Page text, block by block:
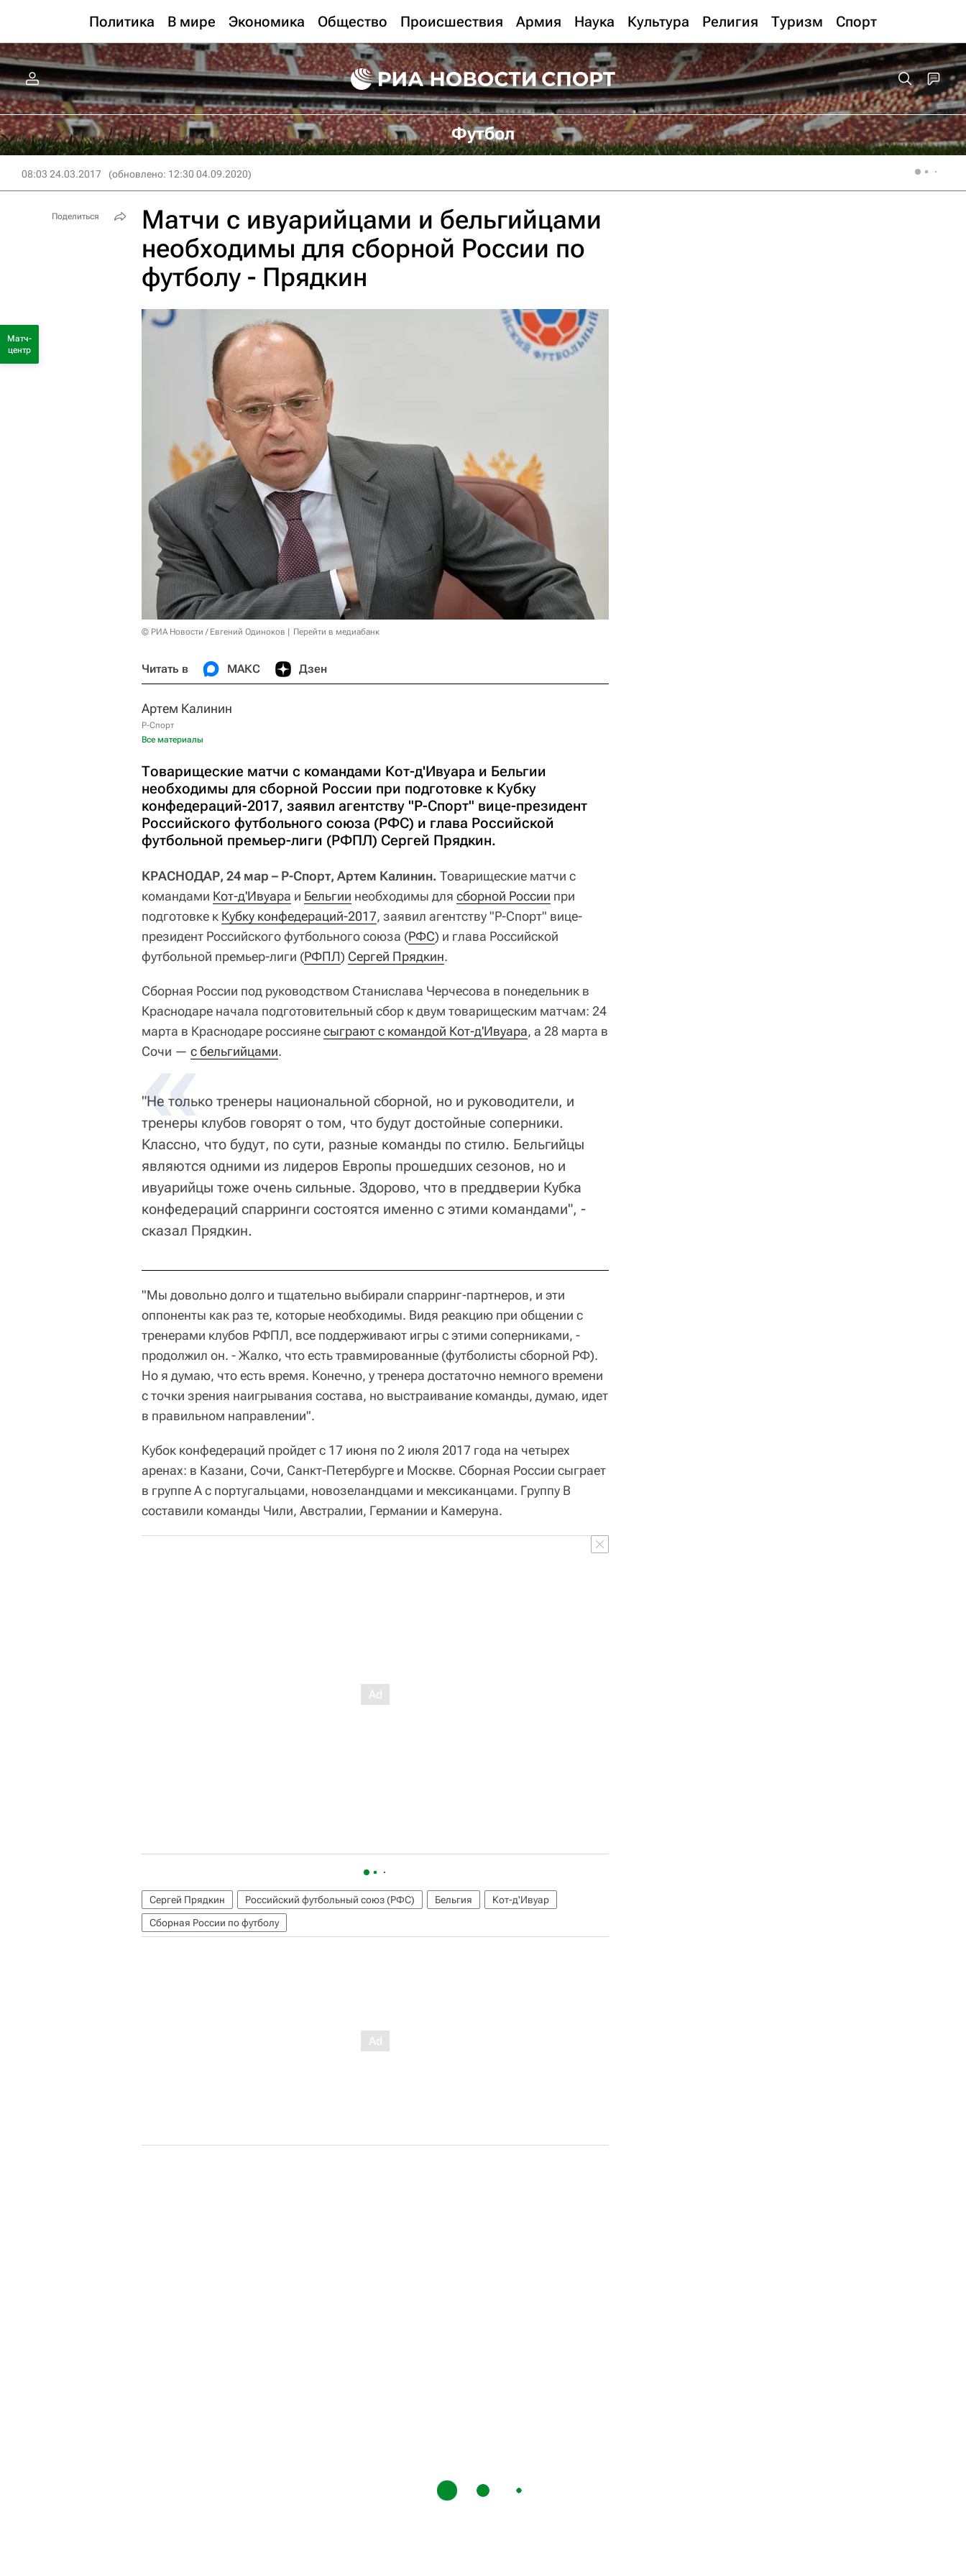
Политика В мире Экономика Общество Происшествия Армия Наука Культура Религия Туризм Спорт
Футбол
08:03 24.03.2017 (обновлено: 12:30 04.09.2020)
Матчи с ивуарийцами и бельгийцами
необходимы для сборной России по
футболу - Прядкин
© РИА Новости / Евгений Одиноков Перейти в медиабанк
Читать в МАКС Дзен
Артем Калинин
Р-Спорт
Все материалы
Товарищеские матчи с командами Кот-д'Ивуара и Бельгии
необходимы для сборной России при подготовке к Кубку
конфедераций-2017, заявил агентству "Р-Спорт" вице-президент
Российского футбольного союза (РФС) и глава Российской
футбольной премьер-лиги (РФПЛ) Сергей Прядкин.
КРАСНОДАР, 24 мар – Р-Спорт, Артем Калинин. Товарищеские матчи с
командами Кот-д'Ивуара и Бельгии необходимы для сборной России при
подготовке к Кубку конфедераций-2017, заявил агентству "Р-Спорт" вице-
президент Российского футбольного союза (РФС) и глава Российской
футбольной премьер-лиги (РФПЛ) Сергей Прядкин.
Сборная России под руководством Станислава Черчесова в понедельник в
Краснодаре начала подготовительный сбор к двум товарищеским матчам: 24
марта в Краснодаре россиянесыграют с командой Кот-д'Ивуара, а 28 марта в
Сочи — с бельгийцами.
"Не только тренеры национальной сборной, но и руководители, и
тренеры клубов говорят о том, что будут достойные соперники.
Классно, что будут, по сути, разные команды по стилю. Бельгийцы
являются одними из лидеров Европы прошедших сезонов, но и
ивуарийцы тоже очень сильные. Здорово, что в преддверии Кубка
конфедераций спарринги состоятся именно с этими командами", -
сказал Прядкин.
"Мы довольно долго и тщательно выбирали спарринг-партнеров, и эти
оппоненты как раз те, которые необходимы. Видя реакцию при общении с
тренерами клубов РФПЛ, все поддерживают игры с этими соперниками, -
продолжил он. - Жалко, что есть травмированные (футболисты сборной РФ).
Но я думаю, что есть время. Конечно, у тренера достаточно немного времени
с точки зрения наигрывания состава, но выстраивание команды, думаю, идет
в правильном направлении".
Кубок конфедераций пройдет с 17 июня по 2 июля 2017 года на четырех
аренах: в Казани, Сочи, Санкт-Петербурге и Москве. Сборная России сыграет
в группе А с португальцами, новозеландцами и мексиканцами. Группу B
составили команды Чили, Австралии, Германии и Камеруна.
Сергей Прядкин Российский футбольный союз (РФС) Бельгия
Кот-д'Ивуар
Сборная России по футболу
Поделиться
Матч-
центр